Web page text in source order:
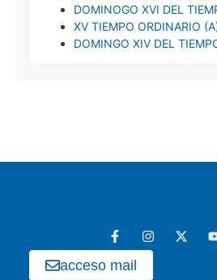
DOMINOGO XVI DEL
XV TIEMPO ORDINARIO
DOMINGO XIV DEL
acceso mail